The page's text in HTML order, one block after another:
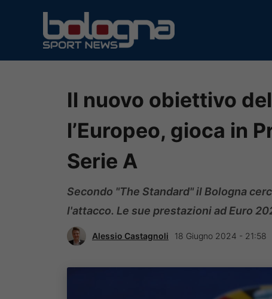
contenuto
Il nuovo obiettivo
l’Europeo, gioca in
Serie A
Secondo "The Standard" il Bologna
l'attacco. Le sue prestazioni ad Euro
Alessio Castagnoli 18 Giugno 2024 - 21:58